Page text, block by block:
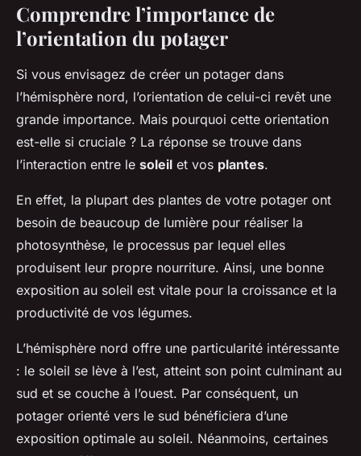
Comprendre l’importance de
l’orientation du potager
Si vous envisagez de créer un potager dans
l’hémisphère nord, l’orientation de celui-ci revêt une
grande importance. Mais pourquoi cette orientation
est-elle si cruciale ? La réponse se trouve dans
l’interaction entre le soleil et vos plantes.
En effet, la plupart des plantes de votre potager ont
besoin de beaucoup de lumière pour réaliser la
photosynthèse, le processus par lequel elles
produisent leur propre nourriture. Ainsi, une bonne
exposition au soleil est vitale pour la croissance et la
productivité de vos légumes.
L’hémisphère nord offre une particularité intéressante
: le soleil se lève à l’est, atteint son point culminant au
sud et se couche à l’ouest. Par conséquent, un
potager orienté vers le sud bénéficiera d’une
exposition optimale au soleil. Néanmoins, certaines